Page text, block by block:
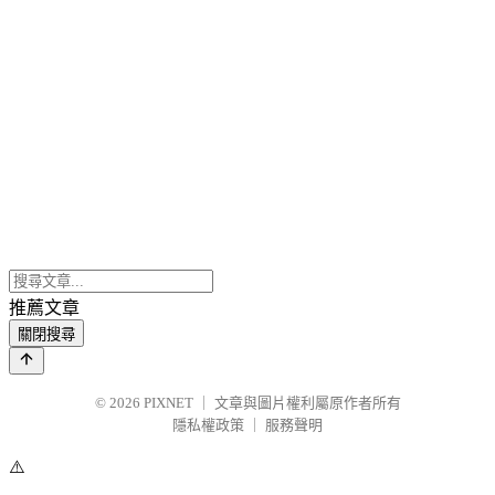
推薦文章
關閉搜尋
© 2026 PIXNET
文章與圖片權利屬原作者所有
隱私權政策
服務聲明
⚠️